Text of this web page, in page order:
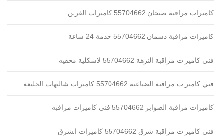
كاميرات مراقبة صبحان 55704662 كاميرات القرين
كاميرات مراقبة دسمان 55704662 خدمة 24 ساعة
فني كاميرات مراقبة النزهة 55704662 لاسكلية مخفيه
فني كاميرات مراقبة الضباعية 55704662 كاميرات شاليهات الجليعة
كاميرات مراقبة الصوابر 55704662 فني كاميرات مراقبه
فني كاميرات مراقبة شرق 55704662 كاميرات الشرق